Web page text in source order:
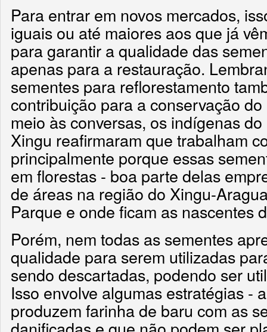
Para entrar em novos mercados,
iguais ou até maiores aos que já
para garantir a qualidade das
apenas para a restauração.
sementes para reflorestamento
contribuição para a conservação
meio às conversas, os indígenas
Xingu reafirmaram que trabalham
principalmente porque essas
em florestas - boa parte delas
de áreas na região do Xingu-
Parque e onde ficam as nascentes
Porém, nem todas as sementes
qualidade para serem utilizadas
sendo descartadas, podendo ser
Isso envolve algumas estratégias -
produzem farinha de baru com as